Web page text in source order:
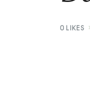
0 LIKES